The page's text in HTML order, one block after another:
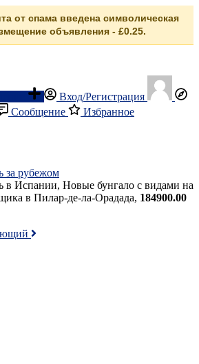
от спама введена символическая
объявления - £0.25.
Вход/Регистрация
Сообщение Избранное
за рубежом
в Испании, Новые бунгало с видами на
в Пилар-де-ла-Орадада, 184900.00